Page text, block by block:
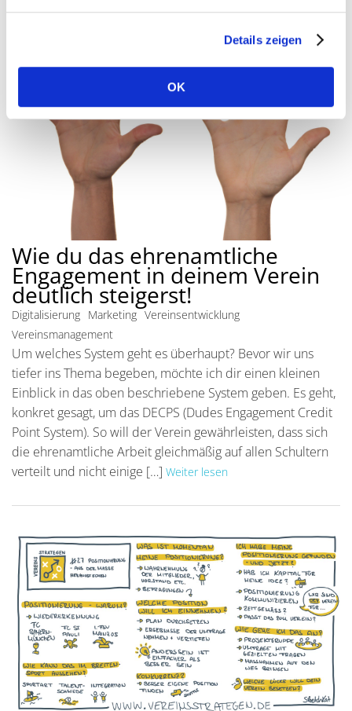
Details zeigen
OK
Wie du das ehrenamtliche
Engagement in deinem Verein
deutlich steigerst!
Digitalisierung Marketing Vereinsentwicklung
Vereinsmanagement
Um welches System geht es überhaupt? Bevor wir uns
tiefer ins Thema begeben, möchte ich dir einen kleinen
Einblick in das oben beschriebene System geben. Es geht,
konkret gesagt, um das DECPS (Dudes Engagement Credit
Point System). So will der Verein gewährleisten, dass sich
die ehrenamtliche Arbeit gleichmäßig auf allen Schultern
verteilt und nicht einige […] Weiter lesen